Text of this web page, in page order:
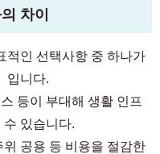
차이
적인 선택사항 중 하나가
입니다.
등이 부대해 생활 인프
있습니다.
공용 등 비용을 절감한